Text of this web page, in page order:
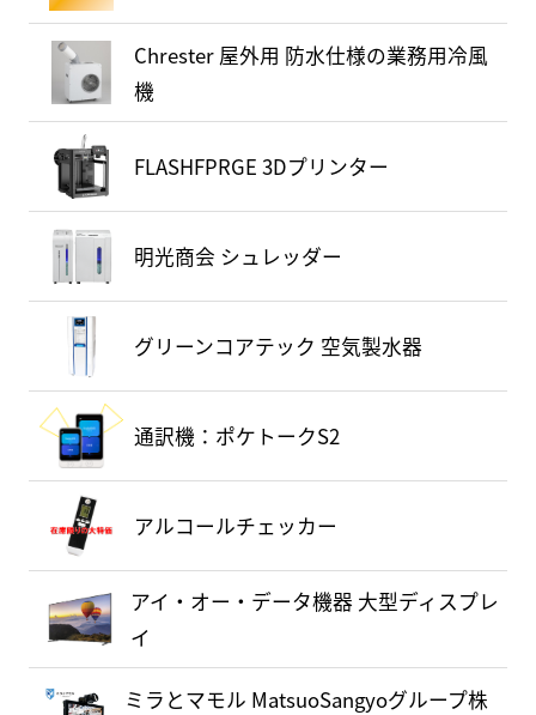
Chrester 屋外用 防水仕様の業務用冷風
機
FLASHFPRGE 3Dプリンター
明光商会 シュレッダー
グリーンコアテック 空気製水器
通訳機：ポケトークS2
アルコールチェッカー
アイ・オー・データ機器 大型ディスプレ
イ
ミラとマモル MatsuoSangyoグループ株